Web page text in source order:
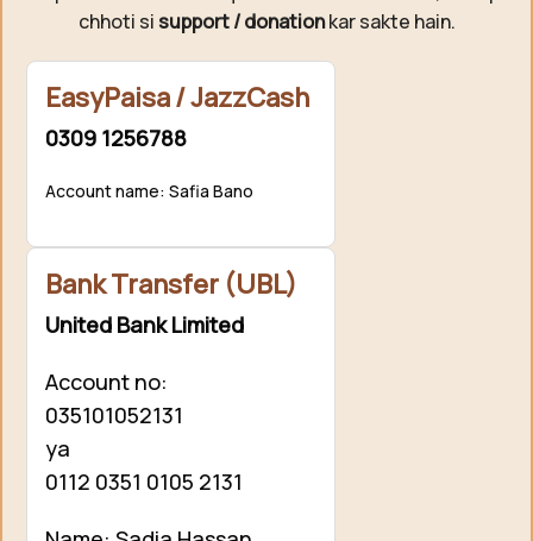
chhoti si support / donationkar sakte hain.
EasyPaisa / JazzCash
0309 1256788
Account name: Safia Bano
Bank Transfer (UBL)
United Bank Limited
Account no:
035101052131
ya
0112 0351 0105 2131